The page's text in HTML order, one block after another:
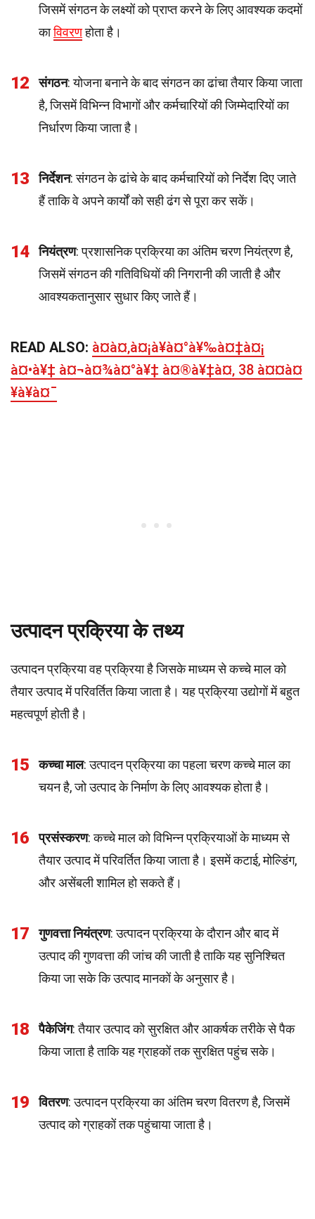
जिसमें संगठन के लक्ष्यों को प्राप्त करने के लिए आवश्यक कदमों
काविवरणहोता है।
12 संगठन: योजना बनाने के बाद संगठन का ढांचा तैयार किया जाता
है, जिसमें विभिन्न विभागों और कर्मचारियों की जिम्मेदारियों का
निर्धारण किया जाता है।
13 निर्देशन: संगठन के ढांचे के बाद कर्मचारियों को निर्देश दिए जाते
हैं ताकि वे अपने कार्यों को सही ढंग से पूरा कर सकें।
14 नियंत्रण: प्रशासनिक प्रक्रिया का अंतिम चरण नियंत्रण है,
जिसमें संगठन की गतिविधियों की निगरानी की जाती है और
आवश्यकतानुसार सुधार किए जाते हैं।
READ ALSO: à¤à¤‚à¤¡à¥à¤°à¥‰à¤‡à¤¡
à¤•à¥‡ à¤¬à¤¾à¤°à¥‡ à¤®à¥‡à¤‚ 38 à¤¤à¤
¥à¥à¤¯
उत्पादन प्रक्रिया के तथ्य
उत्पादन प्रक्रिया वह प्रक्रिया है जिसके माध्यम से कच्चे माल को
तैयार उत्पाद में परिवर्तित किया जाता है। यह प्रक्रिया उद्योगों में बहुत
महत्वपूर्ण होती है।
15 कच्चा माल: उत्पादन प्रक्रिया का पहला चरण कच्चे माल का
चयन है, जो उत्पाद के निर्माण के लिए आवश्यक होता है।
16 प्रसंस्करण: कच्चे माल को विभिन्न प्रक्रियाओं के माध्यम से
तैयार उत्पाद में परिवर्तित किया जाता है। इसमें कटाई, मोल्डिंग,
और असेंबली शामिल हो सकते हैं।
17 गुणवत्ता नियंत्रण: उत्पादन प्रक्रिया के दौरान और बाद में
उत्पाद की गुणवत्ता की जांच की जाती है ताकि यह सुनिश्चित
किया जा सके कि उत्पाद मानकों के अनुसार है।
18 पैकेजिंग: तैयार उत्पाद को सुरक्षित और आकर्षक तरीके से पैक
किया जाता है ताकि यह ग्राहकों तक सुरक्षित पहुंच सके।
19 वितरण: उत्पादन प्रक्रिया का अंतिम चरण वितरण है, जिसमें
उत्पाद को ग्राहकों तक पहुंचाया जाता है।